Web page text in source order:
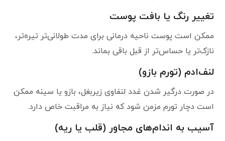
تغییر رنگ یا بافت پوست
ممکن است پوست ناحیه درمانی برای مدت طولانی‌تر تیره‌تر،
نازک‌تر یا حساس‌تر از قبل باقی بماند.
لنف‌ادم (تورم بازو)
در صورت درگیر شدن غدد لنفاوی زیربغل، بازو یا سینه ممکن
است دچار تورم مزمن شود که نیاز به مراقبت خاص دارد.
آسیب به اندام‌های مجاور (قلب یا ریه)